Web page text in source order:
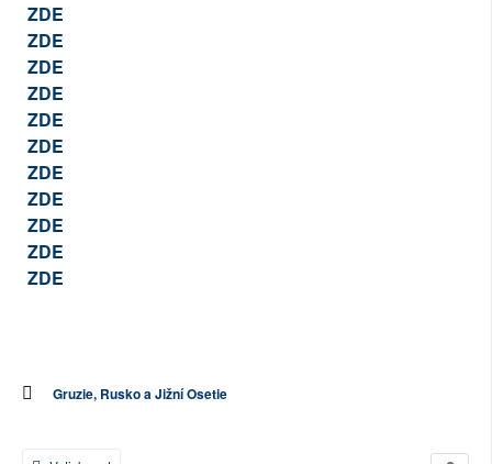
ZDE
ZDE
ZDE
ZDE
ZDE
ZDE
ZDE
ZDE
ZDE
ZDE
ZDE
Gruzie, Rusko a Jižní Osetie